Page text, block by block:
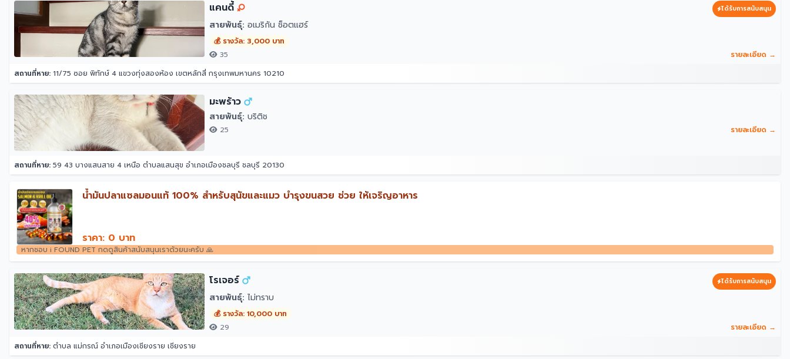
แคนดี้ ได้รับการสนับสนุน
สายพันธุ์: อเมริกัน ช็อตแฮร์
💰 รางวัล: 3,000 บาท
35
รายละเอียด →
สถานที่หาย: 11/75 ซอย พิทักษ์ 4 แขวงทุ่งสองห้อง เขตหลักสี่ กรุงเทพมหานคร 10210
มะพร้าว
สายพันธุ์: บริติช
25 รายละเอียด →
สถานที่หาย: 59 43 บางแสนสาย 4 เหนือ ตำบลแสนสุข อำเภอเมืองชลบุรี ชลบุรี 20130
น้ำมันปลาแซลมอนแท้ 100% สำหรับสุนัขและแมว บำรุงขนสวย ช่วย ให้เจริญอาหาร
ราคา: 0 บาท
หากชอบ i FOUND PET กดดูสินค้าสนับสนุนเราด้วยนะครับ 🙏
โรเจอร์ ได้รับการสนับสนุน
สายพันธุ์: ไม่ทราบ
💰 รางวัล: 10,000 บาท
29
รายละเอียด →
สถานที่หาย: ตำบล แม่กรณ์ อำเภอเมืองเชียงราย เชียงราย